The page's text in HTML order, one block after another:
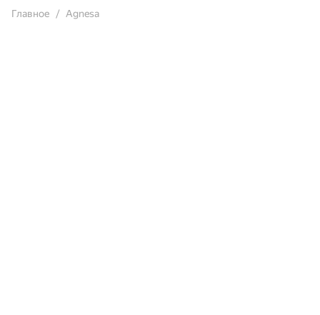
Главное Agnesa